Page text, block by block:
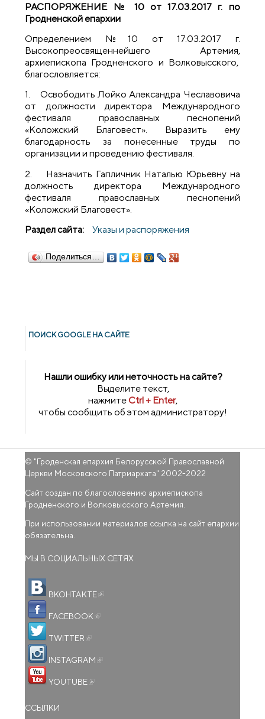
РАСПОРЯЖЕНИЕ № 10 от 17.03.2017 г. по
Гродненской епархии
Определением №10 от 17.03.2017 г.
Высокопреосвященнейшего Артемия,
архиепископа Гродненского и Волковысского,
благословляется:
1. Освободить Лойко Александра Чеславовича
от должности директора Международного
фестиваля православных песнопений
«Коложский Благовест». Выразить ему
благодарность за понесенные труды по
организации и проведению фестиваля.
2. Назначить Гапличник Наталью Юрьевну на
должность директора Международного
фестиваля православных песнопений
«Коложский Благовест».
Раздел сайта:
Указы и распоряжения
Поделиться…
ПОИСК GOОGLE НА САЙТЕ
Нашли ошибку или неточность на сайте?
Выделите текст,
нажмитеCtrl + Enter,
чтобы сообщить об этом администратору!
© "Гроденская епархия Белорусской Православной
Церкви Московского Патриархата" 2002-2022
Сайт создан по благословению архиепископа
Гродненского и Волковысского Артемия.
При использовании материалов ссылка на сайт епархии
обязательна.
МЫ В СОЦИАЛЬНЫХ СЕТЯХ
ВКОНТАКТЕ
FACEBOOK
TWITTER
INSTAGRAM
YOUTUBE
ССЫЛКИ